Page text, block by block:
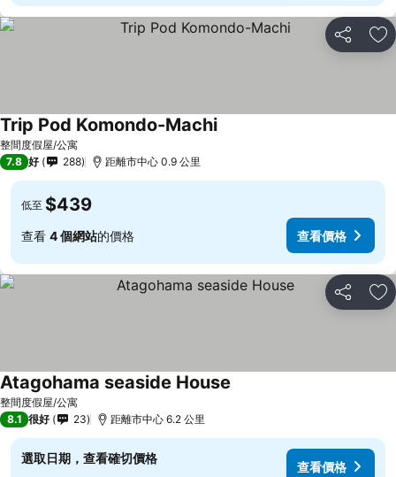
分享 放
整間度假屋/公寓
Trip Pod Komondo-Machi
7.8 好 288 距離市中心 0.9 公里
低至 $439
查看 4 個網站的價格 查看價格
分享 放
整間度假屋/公寓
Atagohama seaside House
8.1 很好 23 距離市中心 6.2 公里
選取日期，查看確切價格
查看價格